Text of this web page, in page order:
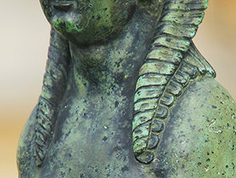
02 juin 2013
21 août 2013